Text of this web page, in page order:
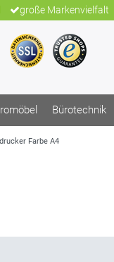
große Markenvielfalt
Bürotechnik
Farbe A4